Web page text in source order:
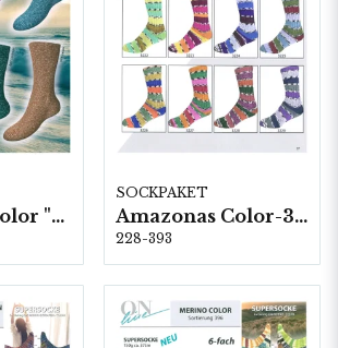
Fortissima Color "Salz & Pfeffer" 4-fach, 6 färger á 1,0 kg.
SOCKPAKET
Amazonas Color-393 (4-fach) 8 x 1 kg
228-393